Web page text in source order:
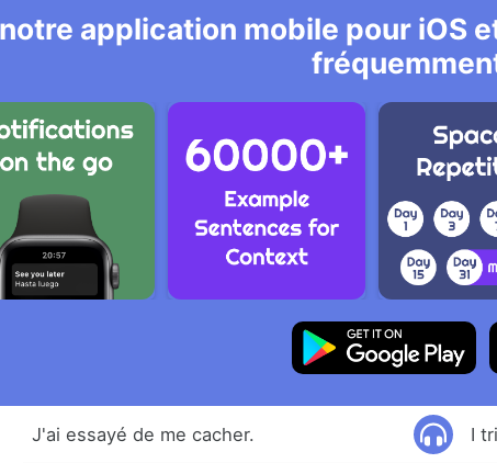
application mobile pour iOS
J'ai essayé de me cacher. I